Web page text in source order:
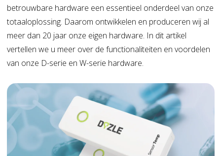
betrouwbare hardware een essentieel onderdeel van onze
totaaloplossing. Daarom ontwikkelen en produceren wij al
meer dan 20 jaar onze eigen hardware. In dit artikel
vertellen we u meer over de functionaliteiten en voordelen
van onze D-serie en W-serie hardware.